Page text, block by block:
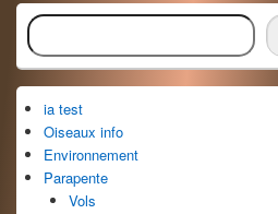
Zone
principale
de
widget
pour
la
barre
latérale
Rechercher
ia test
Oiseaux info
Environnement
Parapente
Vols